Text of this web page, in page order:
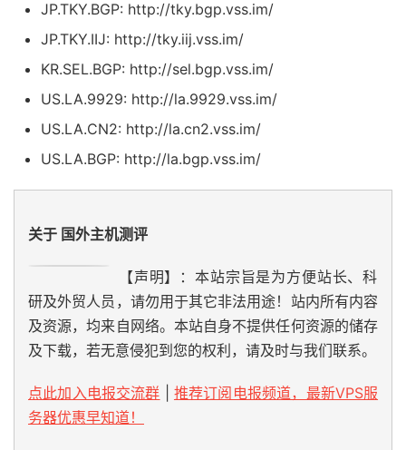
JP.TKY.BGP: http://tky.bgp.vss.im/
JP.TKY.IIJ: http://tky.iij.vss.im/
KR.SEL.BGP: http://sel.bgp.vss.im/
US.LA.9929: http://la.9929.vss.im/
US.LA.CN2: http://la.cn2.vss.im/
US.LA.BGP: http://la.bgp.vss.im/
关于 国外主机测评
【声明】：本站宗旨是为方便站长、科
研及外贸人员，请勿用于其它非法用途！站内所有内容
及资源，均来自网络。本站自身不提供任何资源的储存
及下载，若无意侵犯到您的权利，请及时与我们联系。
点此加入电报交流群
推荐订阅电报频道，最新VPS服
务器优惠早知道！